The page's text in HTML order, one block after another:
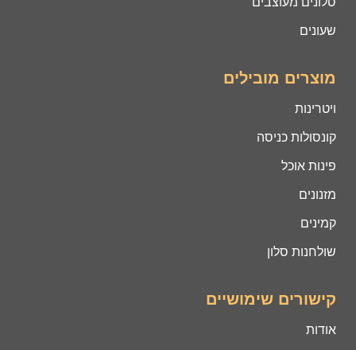
שעונים
מוצרים מובילים
ויטרינות
קונסולות כניסה
פינות אוכל
מזנונים
קמינים
שולחנות סלון
קישורים שימושיים
אודות